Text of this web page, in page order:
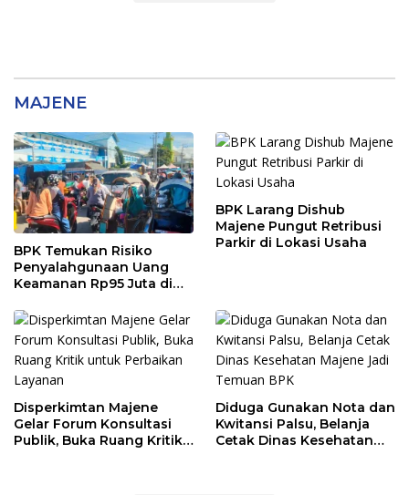
MAJENE
BPK Temukan Risiko
Penyalahgunaan Uang
Keamanan Rp95 Juta di
BPK Larang Dishub
Majene Pungut Retribusi
Parkir di Lokasi Usaha
Disperkimtan Majene
Gelar Forum Konsultasi
Publik, Buka Ruang Kritik
Diduga Gunakan Nota dan
Kwitansi Palsu, Belanja
Cetak Dinas Kesehatan